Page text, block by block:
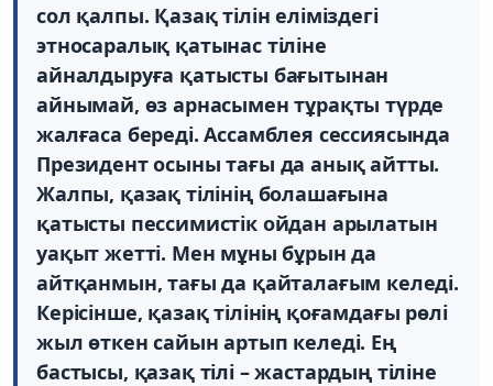
сол қалпы. Қазақ тілін еліміздегі
этносаралық қатынас тіліне
айналдыруға қатысты бағытынан
айнымай, өз арнасымен тұрақты түрде
жалғаса береді. Ассамблея сессиясында
Президент осыны тағы да анық айтты.
Жалпы, қазақ тілінің болашағына
қатысты пессимистік ойдан арылатын
уақыт жетті. Мен мұны бұрын да
айтқанмын, тағы да қайталағым келеді.
Керісінше, қазақ тілінің қоғамдағы рөлі
жыл өткен сайын артып келеді. Ең
бастысы, қазақ тілі – жастардың тіліне